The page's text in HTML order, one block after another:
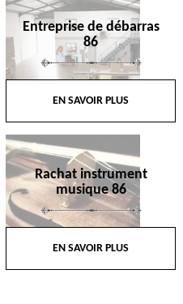
Entreprise de débarras
86
EN SAVOIR PLUS
Rachat instrument
musique 86
EN SAVOIR PLUS